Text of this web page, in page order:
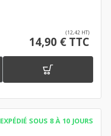
(12,42 HT)
14,90 € TTC
EXPÉDIÉ SOUS 8 À 10 JOURS